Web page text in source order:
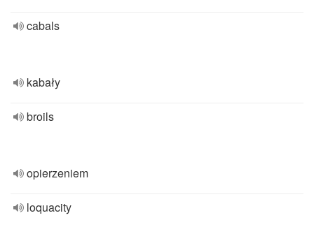
cabals
kabały
broils
opierzeniem
loquacity